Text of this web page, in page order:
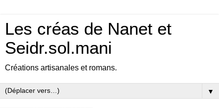
Les créas de Nanet et
Seidr.sol.mani
Créations artisanales et romans.
▼